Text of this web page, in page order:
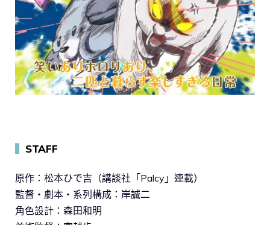
STAFF
原作：松本ひで吉（講談社「Palcy」連載）
監督・劇本・系列構成：岸誠二
角色設計：森田和明